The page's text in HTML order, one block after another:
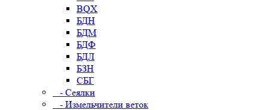
BQX
БДН
БДМ
БДФ
БДЛ
БЗН
СБГ
- Сеялки
- Измельчители веток